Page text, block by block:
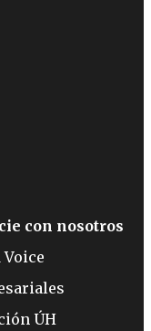
con nosotros
ÚH